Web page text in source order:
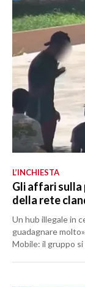
L’INCHIESTA
Gli affari sulla
della rete
Un hub illegale in
guadagnare
Mobile: il gruppo